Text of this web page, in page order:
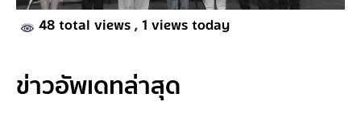
48 total views , 1 views today
ข่าวอัพเดทล่าสุด